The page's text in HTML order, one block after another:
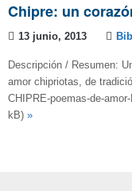
Chipre: un
13 junio, 2013
Descripción / Resumen:
amor chipriotas, de
CHIPRE-poemas-de-
kB) »